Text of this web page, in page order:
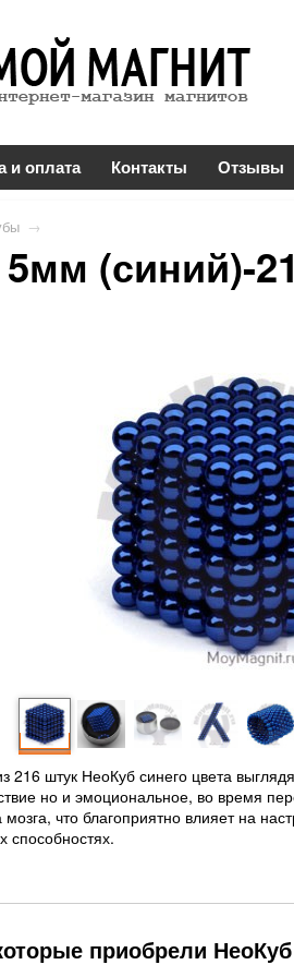
и оплата Контакты Отзывы
→
(синий)-
216 штук НеоКуб синего цвета
но и эмоциональное, во время
мозга, что благоприятно влияет на
способностях.
приобрели